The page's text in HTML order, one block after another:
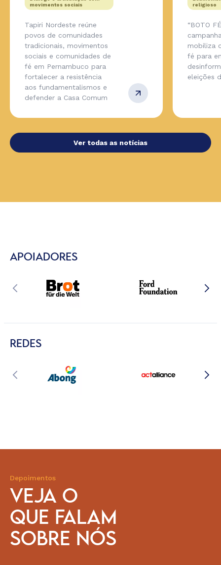
movimentos sociais
Tapiri Nordeste reúne
povos de comunidades
tradicionais, movimentos
sociais e comunidades de
fé em Pernambuco para
fortalecer a resistência
aos fundamentalismos e
defender a Casa Comum
religioso
“BOTO
mobiliza
fé para
eleições
Ver todas as notícias
APOIADORES
REDES
Depoimentos
VEJA O
QUE FALAM
SOBRE NÓS